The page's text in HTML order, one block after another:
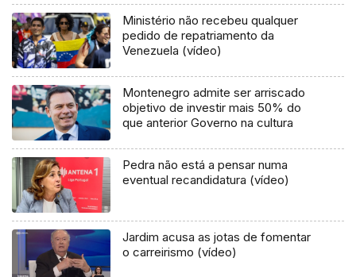
Ministério não recebeu qualquer
pedido de repatriamento da
Venezuela (vídeo)
Montenegro admite ser arriscado
objetivo de investir mais 50% do
que anterior Governo na cultura
Pedra não está a pensar numa
eventual recandidatura (vídeo)
Jardim acusa as jotas de fomentar
o carreirismo (vídeo)